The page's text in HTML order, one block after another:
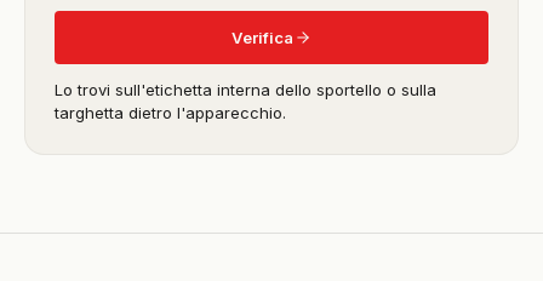
Verifica
Lo trovi sull'etichetta interna dello sportello o sulla
targhetta dietro l'apparecchio.